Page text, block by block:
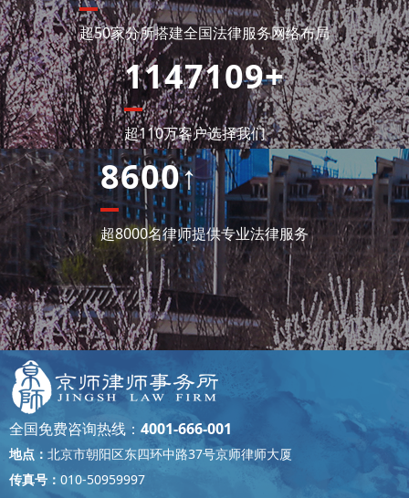
超50家分所搭建全国法律服务网络布局
1147109+
超110万客户选择我们
8600↑
超8000名律师提供专业法律服务
全国免费咨询热线： 4001-666-001
地点： 北京市朝阳区东四环中路37号京师律师大厦
传真号： 010-50959997